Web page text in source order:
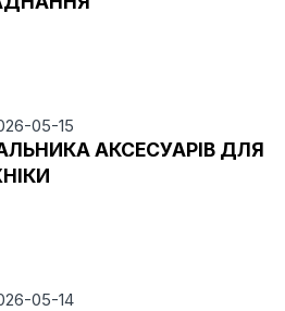
05-15
АКСЕСУАРІВ ДЛЯ
05-14